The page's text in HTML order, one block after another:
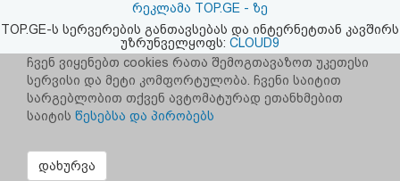
პასუხისმგებლობის
უარყოფა
რეკლამა TOP.GE - ზე
TOP.GE-ს სერვერების განთავსებას და ინტერნეტთან კავშირს
უზრუნველყოფს: CLOUD9
ჩვენ ვიყენებთ cookies რათა შემოგთავაზოთ უკეთესი
სერვისი და მეტი კომფორტულობა. ჩვენი საიტით
სარგებლობით თქვენ ავტომატურად ეთანხმებით
საიტის წესებსა და პირობებს
დახურვა